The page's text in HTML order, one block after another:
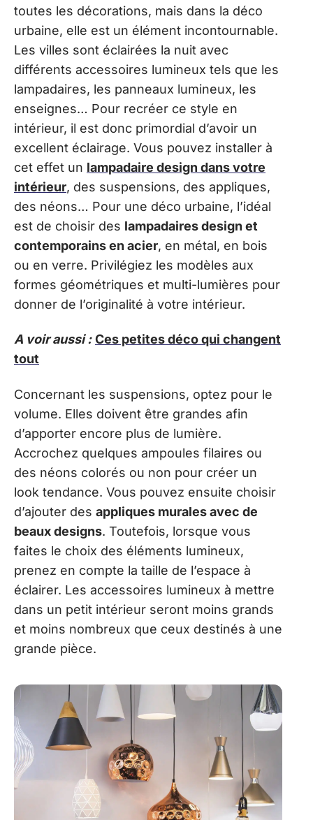
toutes les décorations, mais dans la déco
urbaine, elle est un élément incontournable.
Les villes sont éclairées la nuit avec
différents accessoires lumineux tels que les
lampadaires, les panneaux lumineux, les
enseignes… Pour recréer ce style en
intérieur, il est donc primordial d’avoir un
excellent éclairage. Vous pouvez installer à
cet effet un lampadaire design dans votre
intérieur, des suspensions, des appliques,
des néons… Pour une déco urbaine, l’idéal
est de choisir des lampadaires design et
contemporains en acier, en métal, en bois
ou en verre. Privilégiez les modèles aux
formes géométriques et multi-lumières pour
donner de l’originalité à votre intérieur.
A voir aussi : Ces petites déco qui changent
tout
Concernant les suspensions, optez pour le
volume. Elles doivent être grandes afin
d’apporter encore plus de lumière.
Accrochez quelques ampoules filaires ou
des néons colorés ou non pour créer un
look tendance. Vous pouvez ensuite choisir
d’ajouter des appliques murales avec de
beaux designs. Toutefois, lorsque vous
faites le choix des éléments lumineux,
prenez en compte la taille de l’espace à
éclairer. Les accessoires lumineux à mettre
dans un petit intérieur seront moins grands
et moins nombreux que ceux destinés à une
grande pièce.